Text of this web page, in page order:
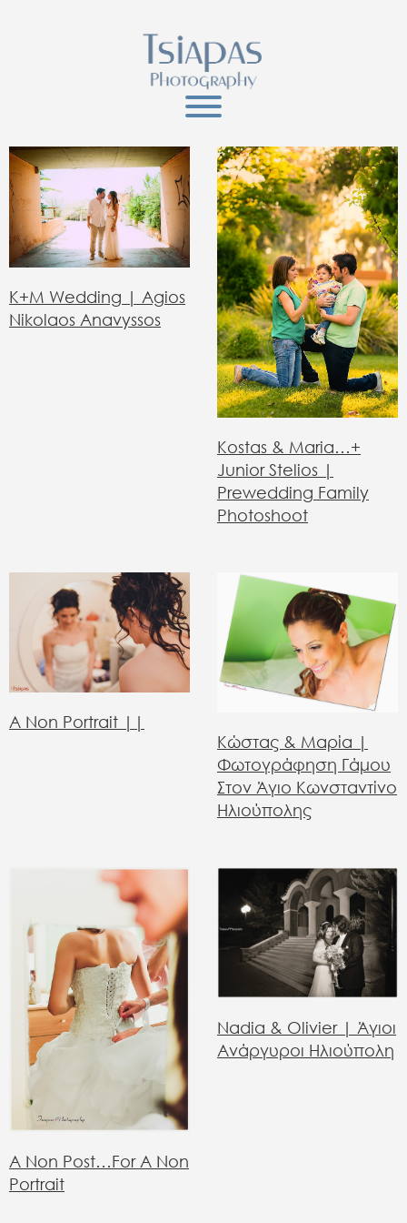
Κ+Μ Wedding | Agios
Nikolaos Anavyssos
Kostas & Maria…+
Junior Stelios |
Prewedding Family
Photoshoot
A Non Portrait ||
Κώστας & Μαρία |
Φωτογράφηση Γάμου
Στον Άγιο Κωνσταντίνο
Ηλιούπολης
A Non Post…for A Non
Portrait
Nadia & Olivier | Άγιοι
Ανάργυροι Ηλιούπολη